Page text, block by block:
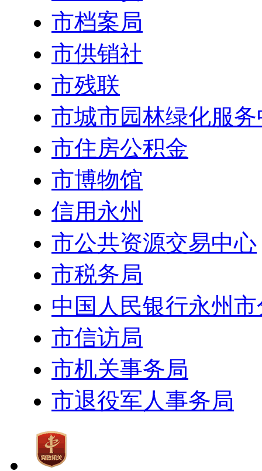
市档案局
市供销社
市残联
市城市园林绿化服
市住房公积金
市博物馆
信用永州
市公共资源交易中心
市税务局
中国人民银行永州
市信访局
市机关事务局
市退役军人事务局